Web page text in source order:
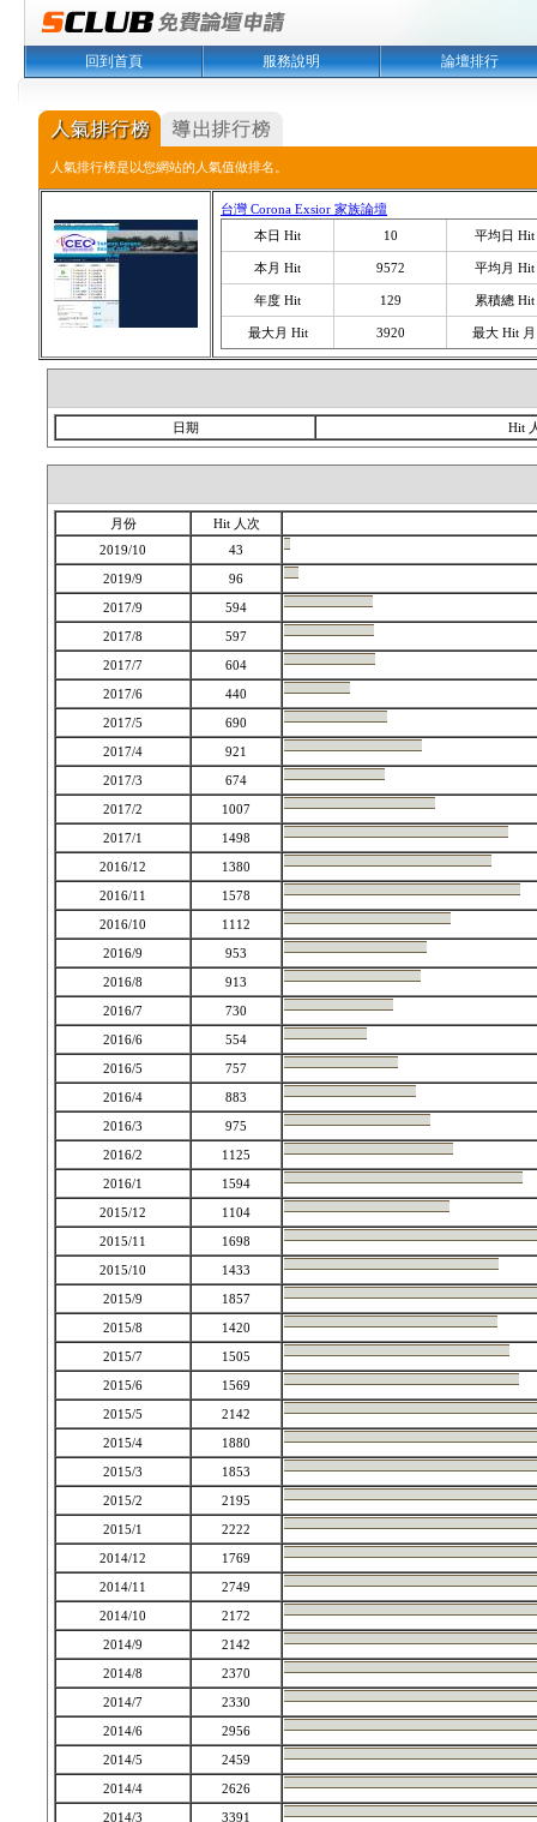
回到首頁 服務說明 論壇排行
人氣排行榜是以您網站的人氣值做排名。
台灣 Corona Exsior 家族論壇
本日 Hit
10 平均日 Hit
本月 Hit 9572 平均月 Hit
年度 Hit 129 累積總 Hit
最大月 Hit 3920 最大 Hit 月
日期 Hit
月份
Hit 人次
2019/10
43
2019/9
96
2017/9
594
2017/8
597
2017/7
604
2017/6
440
2017/5
690
2017/4
921
2017/3
674
2017/2
1007
2017/1
1498
2016/12
1380
2016/11
1578
2016/10
1112
2016/9
953
2016/8
913
2016/7
730
2016/6
554
2016/5
757
2016/4
883
2016/3
975
2016/2
1125
2016/1
1594
2015/12
1104
2015/11
1698
2015/10
1433
2015/9
1857
2015/8
1420
2015/7
1505
2015/6
1569
2015/5
2142
2015/4
1880
2015/3
1853
2015/2
2195
2015/1
2222
2014/12
1769
2014/11
2749
2014/10
2172
2014/9
2142
2014/8
2370
2014/7
2330
2014/6
2956
2014/5
2459
2014/4
2626
2014/3
3391